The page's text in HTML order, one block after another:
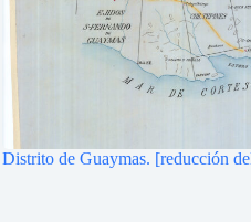
Distrito de Guaymas. [reducción